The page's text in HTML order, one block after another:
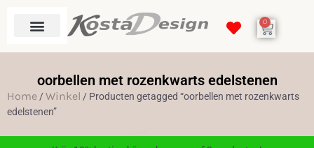
0
oorbellen met rozenkwarts edelstenen
Home /Winkel / Producten getagged “oorbellen met rozenkwarts
edelstenen”